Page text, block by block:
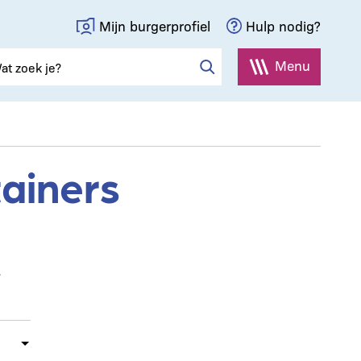
Mijn burgerprofiel Hulp nodig?
Menu